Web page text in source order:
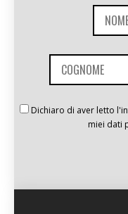
Dichiaro di aver letto
miei dati